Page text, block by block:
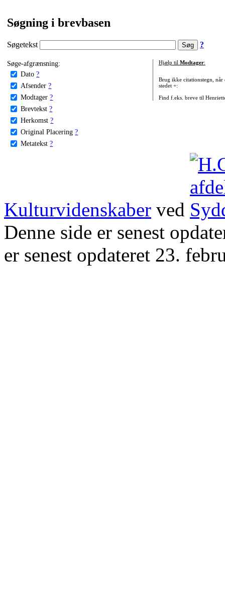
Søgning i brevbasen
Søgetekst ?
Søge-afgrænsning:
Dato ?
Afsender ?
Modtager ?
Brevtekst ?
Herkomst ?
Original Placering ?
Metatekst ?
Hjælp til Modtager:
Brug ikke citationstegn, når
stedet +:
Find f.eks. breve til
Kulturvidenskaber ved
Denne side er senest
er senest opdateret 23.